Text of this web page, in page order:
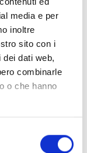
media e per
inoltre
sito con i
dati web,
combinarle
o che hanno
per
per